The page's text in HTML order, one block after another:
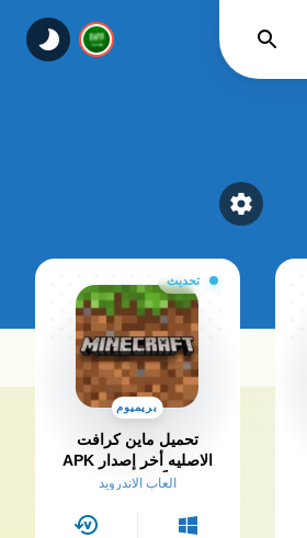
يجد
Select a category
تحديث
بريميوم
تحميل ماين كرافت
الاصليه أخر إصدار APK
مجاناً من ميديافاير
العاب الاندرويد